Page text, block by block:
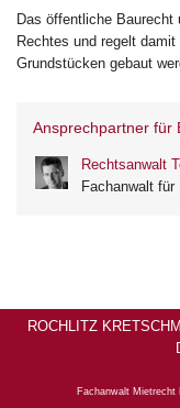
Das öffentliche
Rechtes und regelt damit
Grundstücken gebaut
Ansprechpartner für
Rechtsanwalt
Fachanwalt
ROCHLITZ
Fachanwalt Mietrecht